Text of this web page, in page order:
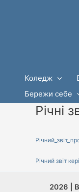
Коледж
Бережи себе
Річні
Річний звіт
2026 |